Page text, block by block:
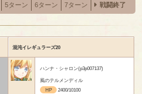
5ターン 6ターン 7ターン 戦闘終了
混沌イレギュラーズ20
ハンナ・シャロン(p3p007137)
風のテルメンディル
HP
2400/10100